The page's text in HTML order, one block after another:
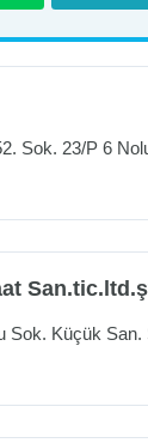
Sok. 23/P 6
Sok. Küçük San.